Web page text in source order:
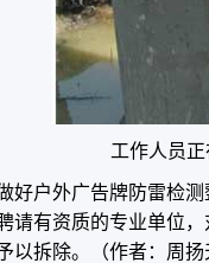
工作人员
好户外广告牌防雷检
请有资质的专业单位
以拆除。（作者：周扬